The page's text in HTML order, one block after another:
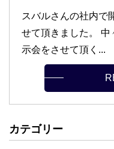
スバルさんの社内で
せて頂きました。 中
示会をさせて頂く...
カテゴリー